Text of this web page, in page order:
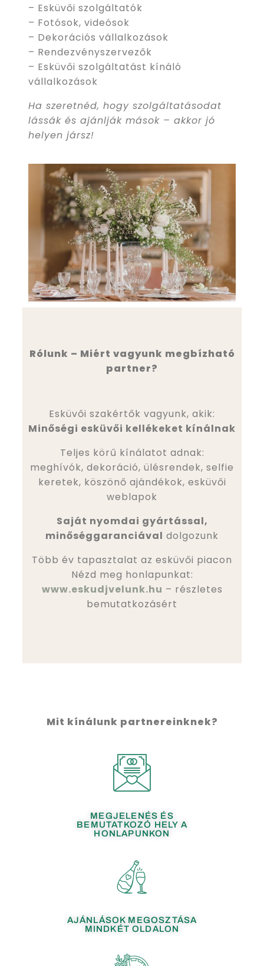
– Esküvői szolgáltatók
– Fotósok, videósok
– Dekorációs vállalkozások
– Rendezvényszervezők
– Esküvői szolgáltatást kínáló
vállalkozások
Ha szeretnéd, hogy szolgáltatásodat
lássák és ajánlják mások – akkor jó
helyen jársz!
Rólunk – Miért vagyunk megbízható
partner?
Esküvői szakértők vagyunk, akik:
Minőségi esküvői kellékeket kínálnak
Teljes körű kínálatot adnak:
meghívók, dekoráció, ülésrendek, selfie
keretek, köszönő ajándékok, esküvői
weblapok
Saját nyomdai gyártással,
minőséggaranciával dolgozunk
Több év tapasztalat az esküvői piacon
Nézd meg honlapunkat:
www.eskudjvelunk.hu – részletes
bemutatkozásért
Mit kínálunk partnereinknek?
MEGJELENÉS ÉS
BEMUTATKOZÓ HELY A
HONLAPUNKON
AJÁNLÁSOK MEGOSZTÁSA
MINDKÉT OLDALON